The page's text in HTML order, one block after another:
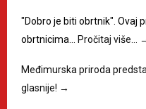
"Dobro je biti obrtnik". Ovaj
obrtnicima…
Pročitaj više…
Međimurska priroda
glasnije! →